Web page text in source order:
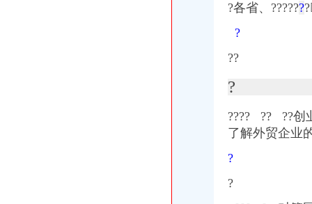
?各省、 ??????
?
??
?
???? ?? ??创
了解外贸企业
?
?